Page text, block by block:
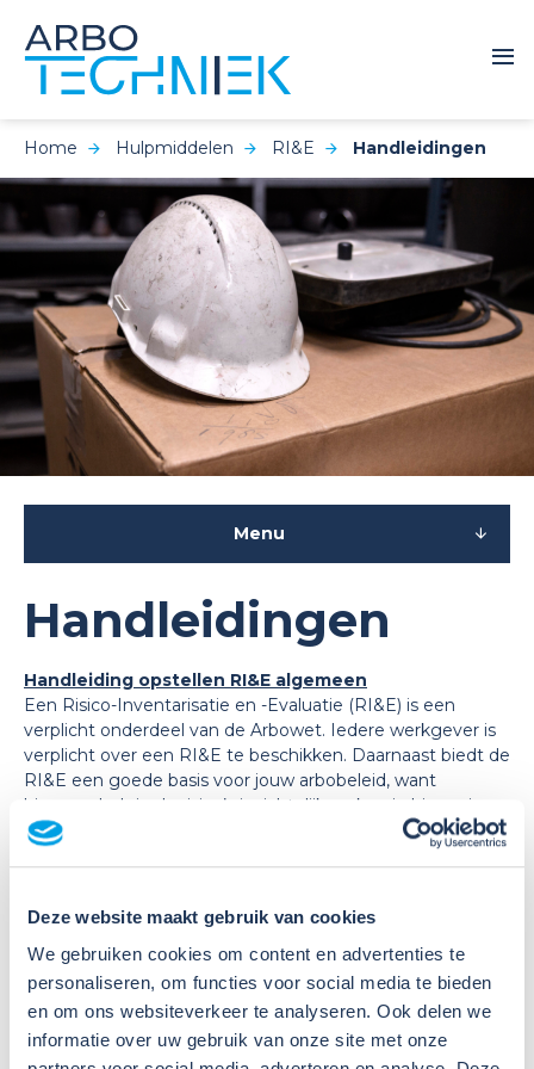
Deze website maakt gebruik van cookies
We gebruiken cookies om content en advertenties te
personaliseren, om functies voor social media te bieden
en om ons websiteverkeer te analyseren. Ook delen we
informatie over uw gebruik van onze site met onze
Home Hulpmiddelen RI&E Handleidingen
Menu
Handleidingen
Handleiding opstellen RI&E algemeen
Een Risico-Inventarisatie en -Evaluatie (RI&E) is een
verplicht onderdeel van de Arbowet. Iedere werkgever is
verplicht over een RI&E te beschikken. Daarnaast biedt de
RI&E een goede basis voor jouw arbobeleid, want
hiermee heb je de risico’s inzichtelijk en kun je hierop jouw
beleid baseren. Wat is het en wat komt er kijken bij het
Handleiding opstellen RI&E algemeen